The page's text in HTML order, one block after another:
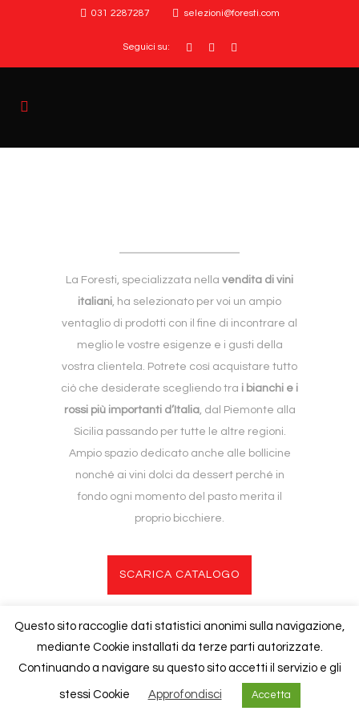
031 2287287 selezioni@foresti.com
Seguici su:
La Foresti, specializzata nella vendita di vini
italiani, ha selezionato per voi un ampio
ventaglio di prodotti con il fine di incontrare al
meglio le vostre esigenze e i gusti della
vostra clientela. Potrete così acquistare tutto
ciò che desiderate scegliendo tra i bianchi e i
rossi più importanti d’Italia, dal Piemonte alla
Sicilia passando per tutte le altre regioni.
Ampio spazio dedicato anche alle bollicine
nonché ai vini dolci da dessert perché in
fondo ogni momento del pasto merita il
proprio bicchiere.
SCARICA CATALOGO
Questo sito raccoglie dati statistici anonimi sulla navigazione,
mediante Cookie installati da terze parti autorizzate.
Continuando a navigare su questo sito accetti il servizio e gli
stessi Cookie Approfondisci Accetta